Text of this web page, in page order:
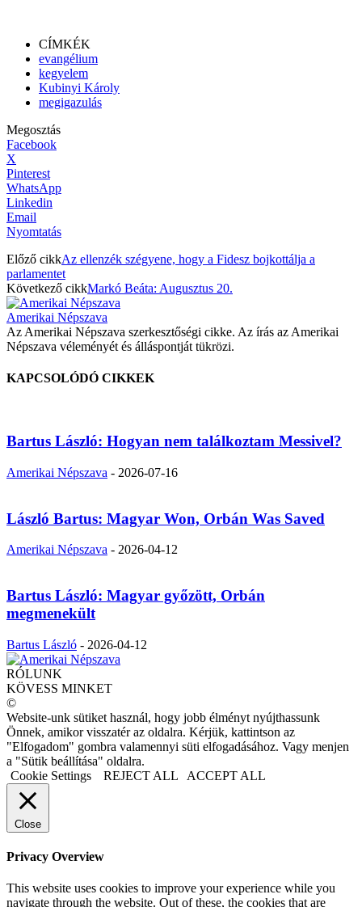
CÍMKÉK
evangélium
kegyelem
Kubinyi Károly
megigazulás
Megosztás
Facebook
X
Pinterest
WhatsApp
Linkedin
Email
Nyomtatás
Előző cikkAz ellenzék szégyene, hogy a Fidesz bojkottálja a
parlamentet
Következő cikkMarkó Beáta: Augusztus 20.
Amerikai Népszava
Az Amerikai Népszava szerkesztőségi cikke. Az írás az Amerikai
Népszava véleményét és álláspontját tükrözi.
KAPCSOLÓDÓ CIKKEK
Bartus László: Hogyan nem találkoztam Messivel?
Amerikai Népszava - 2026-07-16
László Bartus: Magyar Won, Orbán Was Saved
Amerikai Népszava - 2026-04-12
Bartus László: Magyar győzött, Orbán
megmenekült
Bartus László - 2026-04-12
RÓLUNK
KÖVESS MINKET
©
Website-unk sütiket használ, hogy jobb élményt nyújthassunk
Önnek, amikor visszatér az oldalra. Kérjük, kattintson az
"Elfogadom" gombra valamennyi süti elfogadásához. Vagy menjen
a "Sütik beállítása" oldalra.
Cookie Settings
REJECT ALL ACCEPT ALL
Close
Privacy Overview
This website uses cookies to improve your experience while you
navigate through the website. Out of these, the cookies that are